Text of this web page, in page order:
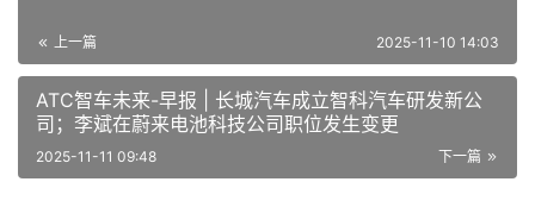
务平台在深圳投入使用，这标志着我国车规级芯片质量验证
与评价能力迈上新台阶。这个平台建有车规级芯片环境及可
靠性试验室、失效分析试验室、信息安全试验室、性能测试
试验室等13个专业试验室，配备试验设备80余套，具备30
余项汽车芯片标准的验证试验能力。
上一篇 2025-11-10 14:03
ATC智车未来-早报 | 长城汽车成立智科汽车研发新公
司；李斌在蔚来电池科技公司职位发生变更
下一篇
2025-11-11 09:48